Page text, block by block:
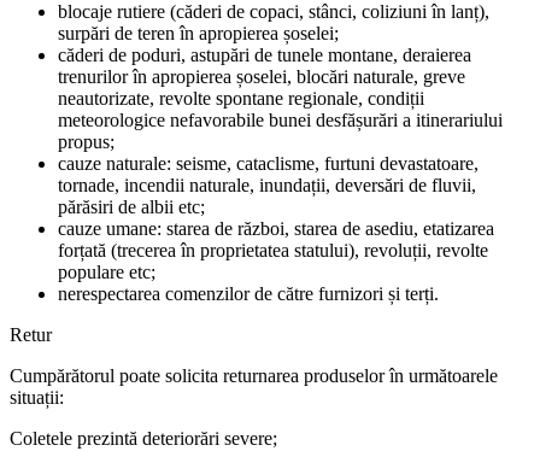
blocaje rutiere (căderi de copaci, stânci, coliziuni în lanț),
surpări de teren în apropierea șoselei;
căderi de poduri, astupări de tunele montane, deraierea
trenurilor în apropierea șoselei, blocări naturale, greve
neautorizate, revolte spontane regionale, condiții
meteorologice nefavorabile bunei desfășurări a itinerariului
propus;
cauze naturale: seisme, cataclisme, furtuni devastatoare,
tornade, incendii naturale, inundații, deversări de fluvii,
părăsiri de albii etc;
cauze umane: starea de război, starea de asediu, etatizarea
forțată (trecerea în proprietatea statului), revoluții, revolte
populare etc;
nerespectarea comenzilor de către furnizori și terți.
Retur
Cumpărătorul poate solicita returnarea produselor în următoarele
situații:
Coletele prezintă deteriorări severe;